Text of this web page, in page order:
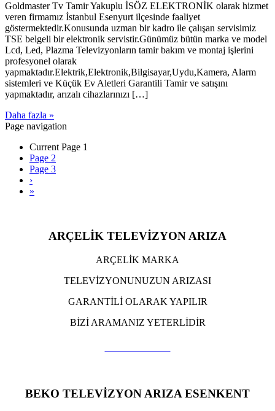
Goldmaster Tv Tamir Yakuplu İSÖZ ELEKTRONİK olarak hizmet
veren firmamız İstanbul Esenyurt ilçesinde faaliyet
göstermektedir.Konusunda uzman bir kadro ile çalışan servisimiz
TSE belgeli bir elektronik servistir.Günümüz bütün marka ve model
Lcd, Led, Plazma Televizyonların tamir bakım ve montaj işlerini
profesyonel olarak
yapmaktadır.Elektrik,Elektronik,Bilgisayar,Uydu,Kamera, Alarm
sistemleri ve Küçük Ev Aletleri Garantili Tamir ve satışını
yapmaktadır, arızalı cihazlarınızı […]
Daha fazla »
Page navigation
Current Page 1
Page 2
Page 3
›
»
ARÇELİK TELEVİZYON ARIZA
ARÇELİK MARKA
TELEVİZYONUNUZUN ARIZASI
GARANTİLİ OLARAK YAPILIR
BİZİ ARAMANIZ YETERLİDİR
BEKO TELEVİZYON ARIZA ESENKENT